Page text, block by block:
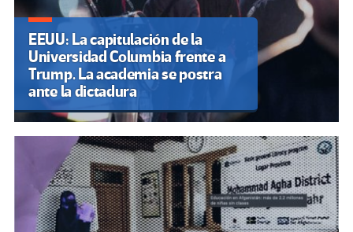
EEUU: La capitulación de la
Universidad Columbia frente a
Trump. La academia se postra
ante la dictadura